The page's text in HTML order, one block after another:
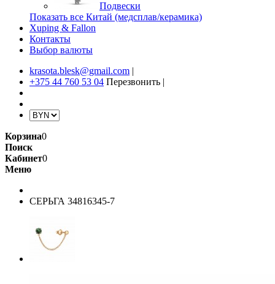
Подвески
Показать все Китай (медсплав/керамика)
Xuping & Fallon
Контакты
Выбор валюты
krasota.blesk@gmail.com |
+375 44 760 53 04 Перезвонить |
Корзина0
Поиск
Кабинет0
Меню
СЕРЬГА 34816345-7